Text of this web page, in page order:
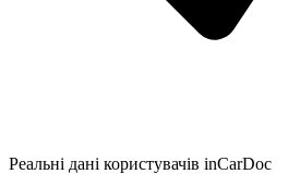
Реальні дані користувачів inCarDoc